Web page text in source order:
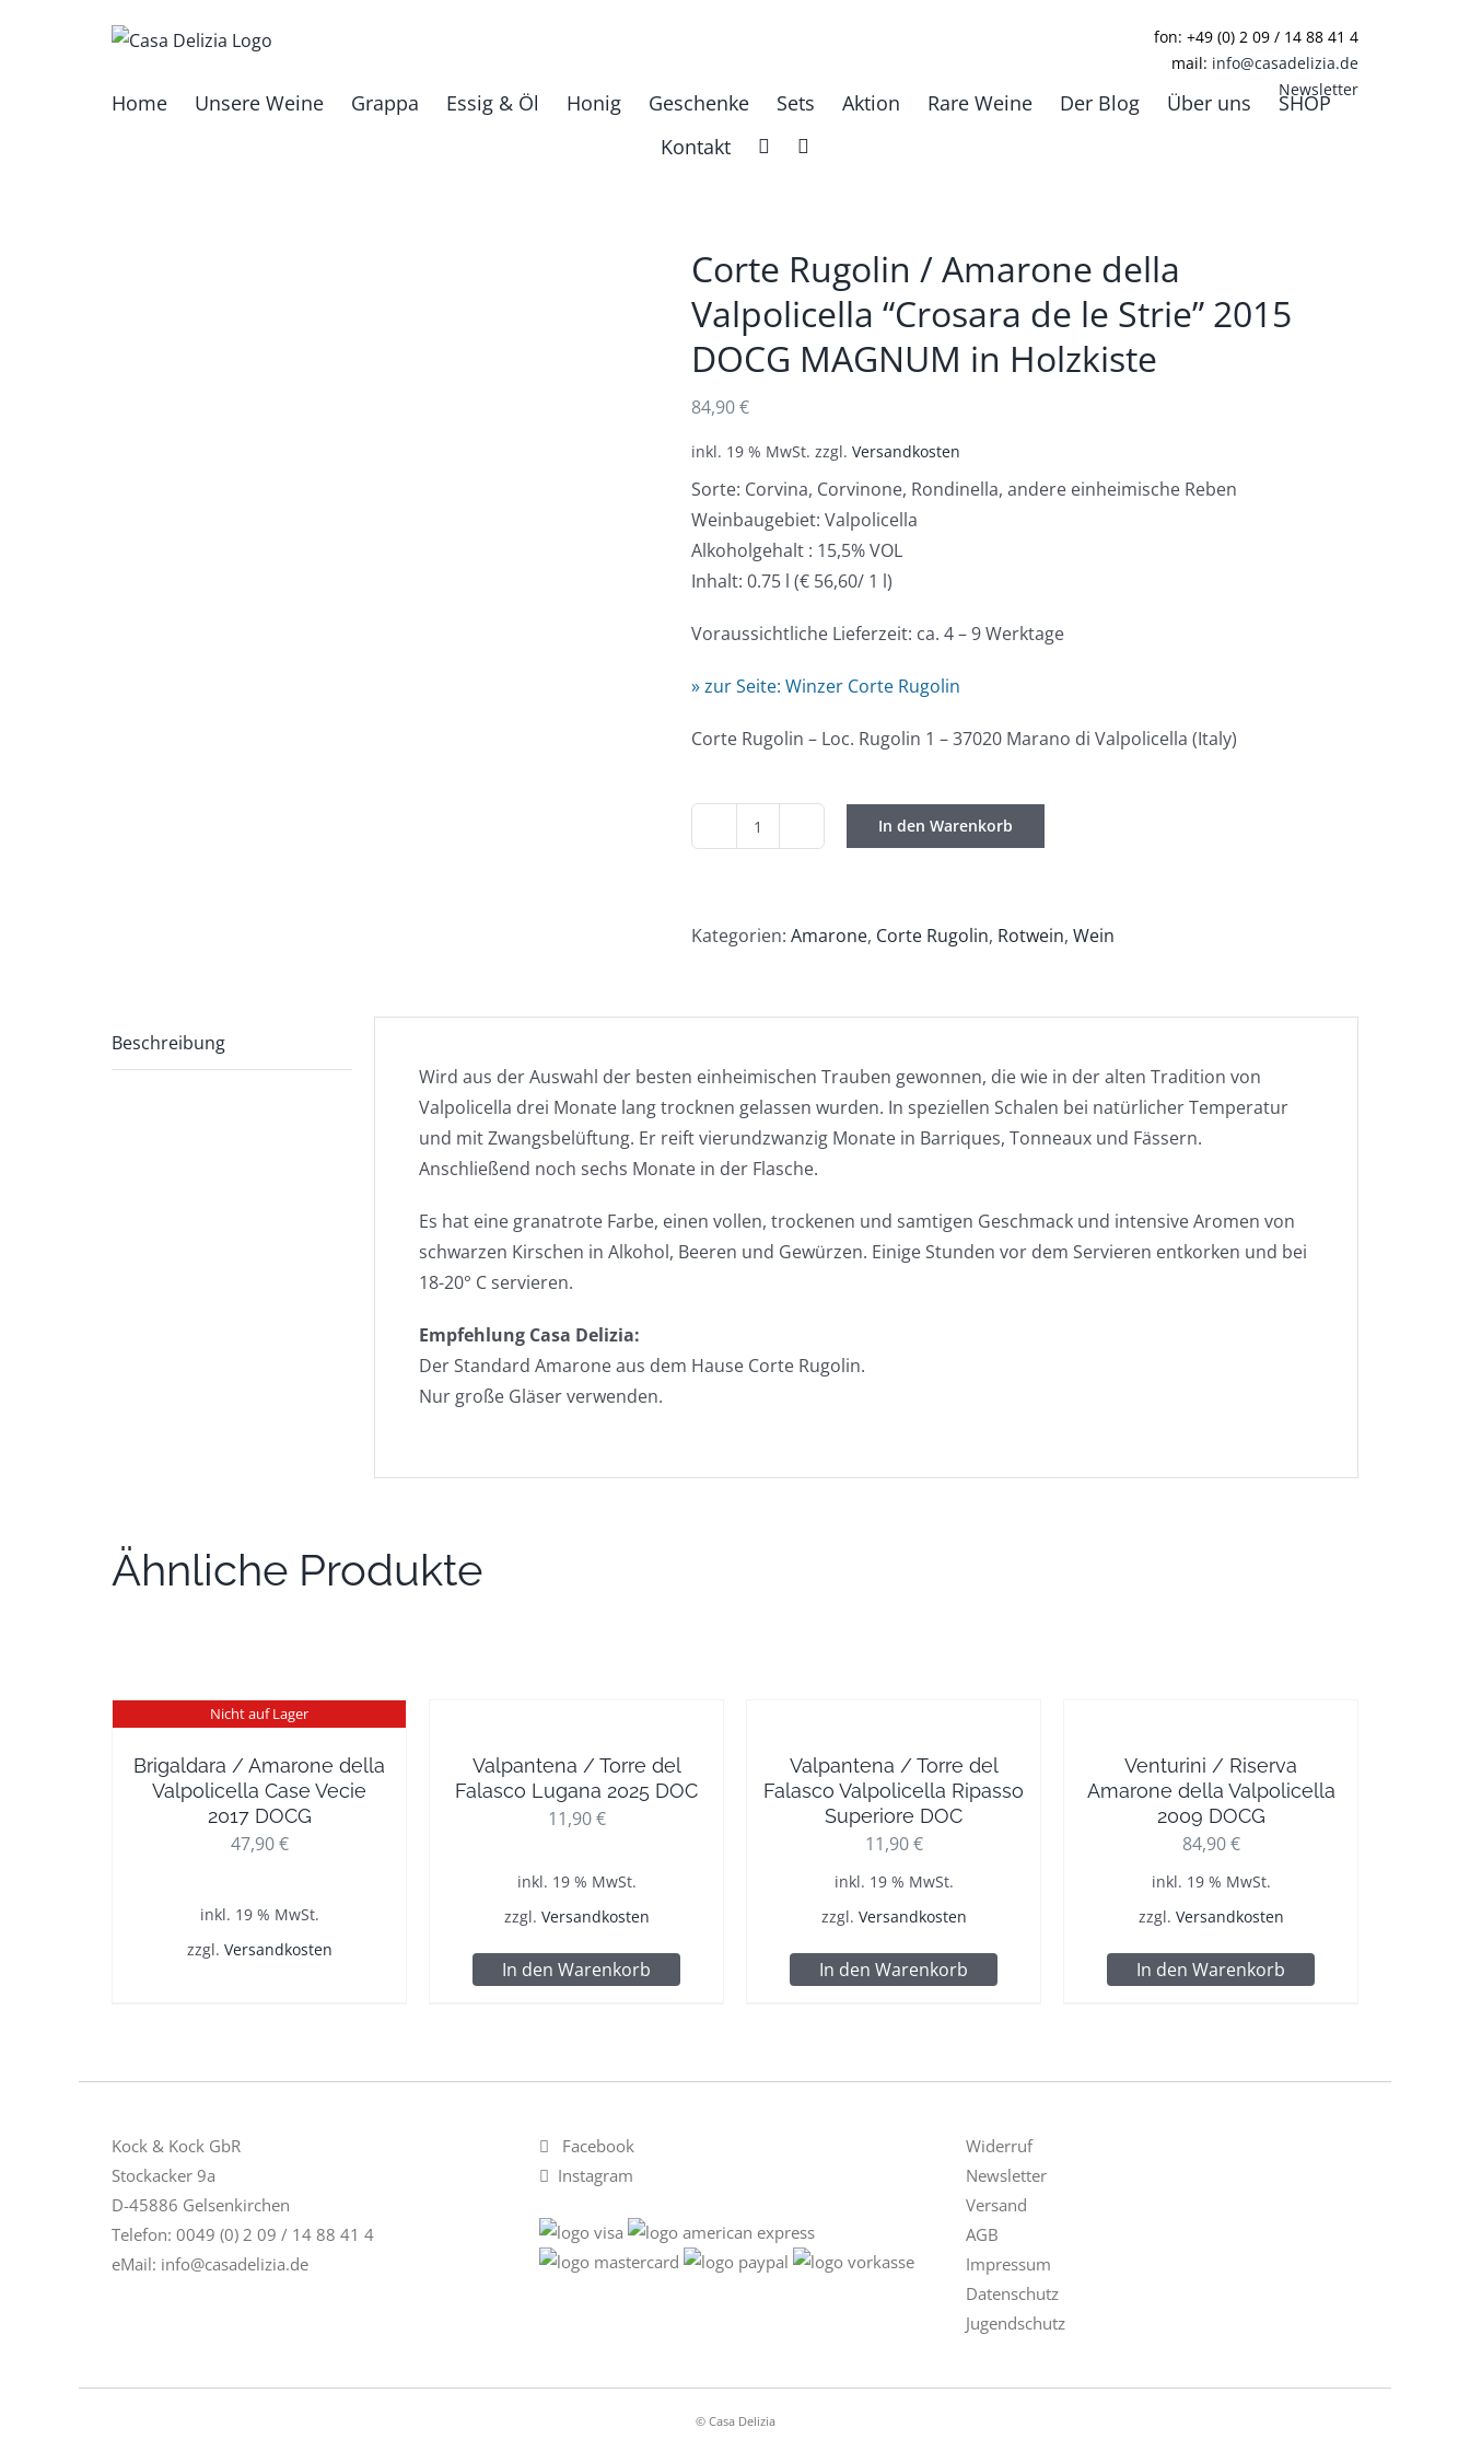
fon: +49 (0) 2 09 / 14 88 41 4
mail: info@casadelizia.de
Newsletter
Home Unsere Weine Grappa Essig & Öl Honig Geschenke Sets Aktion Rare Weine Der Blog Über uns
SHOP
Kontakt
Corte Rugolin / Amarone della
Valpolicella “Crosara de le Strie” 2015
DOCG MAGNUM in Holzkiste
84,90€
inkl. 19 % MwSt. zzgl. Versandkosten
Sorte: Corvina, Corvinone, Rondinella, andere einheimische Reben
Weinbaugebiet: Valpolicella
Alkoholgehalt : 15,5% VOL
Inhalt: 0.75 l (€ 56,60/ 1 l)
Voraussichtliche Lieferzeit: ca. 4 – 9 Werktage
» zur Seite: Winzer Corte Rugolin
Corte Rugolin – Loc. Rugolin 1 – 37020 Marano di Valpolicella (Italy)
Corte
Amarone
“Crosara
le
Strie”
2015
DOCG
MAGNUM
in
In den Warenkorb
Kategorien: Amarone, Corte Rugolin, Rotwein, Wein
Beschreibung
Wird aus der Auswahl der besten einheimischen Trauben gewonnen, die wie in der alten Tradition von
Valpolicella drei Monate lang trocknen gelassen wurden. In speziellen Schalen bei natürlicher Temperatur
und mit Zwangsbelüftung. Er reift vierundzwanzig Monate in Barriques, Tonneaux und Fässern.
Anschließend noch sechs Monate in der Flasche.
Es hat eine granatrote Farbe, einen vollen, trockenen und samtigen Geschmack und intensive Aromen von
schwarzen Kirschen in Alkohol, Beeren und Gewürzen. Einige Stunden vor dem Servieren entkorken und bei
18-20° C servieren.
Empfehlung Casa Delizia:
Der Standard Amarone aus dem Hause Corte Rugolin.
Nur große Gläser verwenden.
Ähnliche Produkte
Nicht auf Lager
Brigaldara / Amarone della
Valpolicella Case Vecie
2017 DOCG
47,90€
inkl. 19 % MwSt.
zzgl. Versandkosten
Valpantena / Torre del
Falasco Lugana 2025 DOC
11,90€
inkl. 19 % MwSt.
zzgl. Versandkosten
In den Warenkorb
Valpantena / Torre del
Falasco Valpolicella Ripasso
Superiore DOC
11,90€
inkl. 19 % MwSt.
zzgl. Versandkosten
In den Warenkorb
Venturini / Riserva
Amarone della Valpolicella
2009 DOCG
84,90€
inkl. 19 % MwSt.
zzgl. Versandkosten
In den Warenkorb
Kock & Kock GbR
Stockacker 9a
D-45886 Gelsenkirchen
Telefon: 0049 (0) 2 09 / 14 88 41 4
eMail: info@casadelizia.de
Facebook
Instagram
Widerruf
Newsletter
Versand
AGB
Impressum
Datenschutz
Jugendschutz
© Casa Delizia